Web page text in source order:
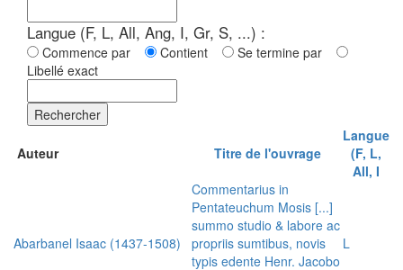
Langue (F, L, All, Ang, I, Gr, S, ...) :
Commence par Contient
Se termine par
Libellé exact
Rechercher
Auteur Titre de l'ouvrage
Langue
(F, L,
All, I
Abarbanel Isaac (1437-1508)
Commentarius in
Pentateuchum Mosis [...]
summo studio & labore ac
propriis sumtibus, novis
typis edente Henr. Jacobo
L